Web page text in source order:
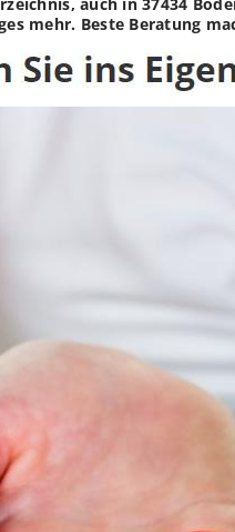
mehr. Beste Beratung